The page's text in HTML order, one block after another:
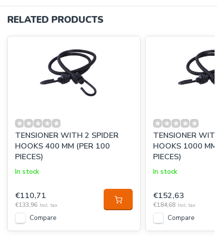
RELATED PRODUCTS
TENSIONER WITH 2 SPIDER
HOOKS 400 MM (PER 100
PIECES)
In stock
€110,71
€133,96 Incl. tax
Compare
TENSIONER
HOOKS 1000
PIECES)
In stock
€152,63
€184,68 Incl. tax
Compare